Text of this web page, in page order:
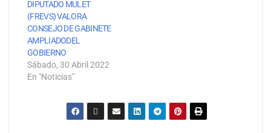
DIPUTADO MULET
(FREVS) VALORA
CONSEJO DE GABINETE
AMPLIADODEL
GOBIERNO
Sábado, 30 Abril 2022
En "Noticias"